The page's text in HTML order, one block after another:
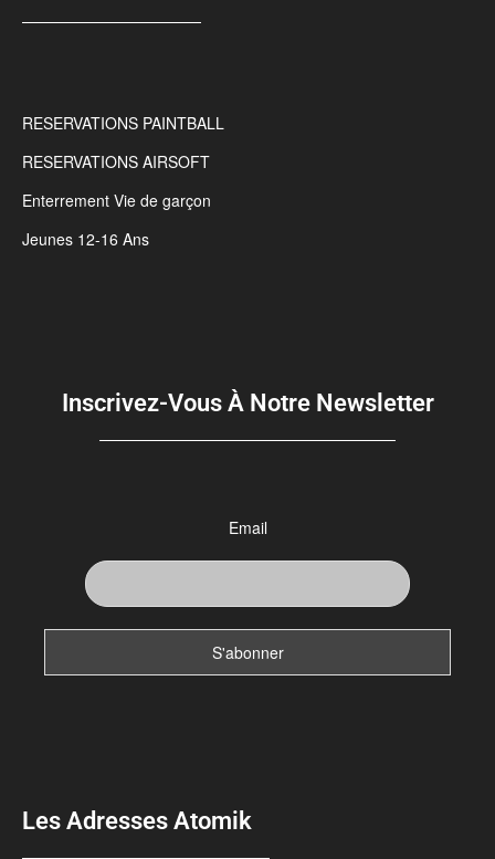
RESERVATIONS PAINTBALL
RESERVATIONS AIRSOFT
Enterrement Vie de garçon
Jeunes 12-16 Ans
Inscrivez-Vous À Notre Newsletter
Email
Les Adresses Atomik